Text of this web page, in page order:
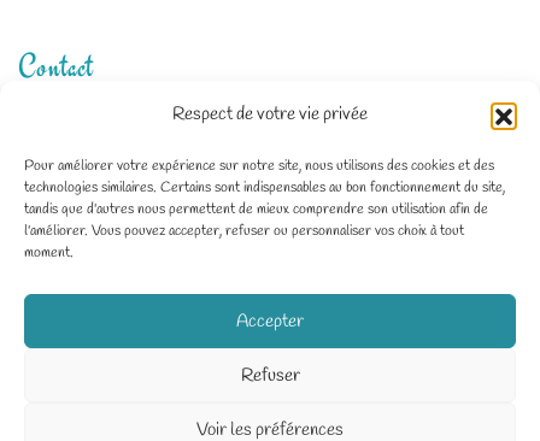
Respect de votre vie privée
Pour améliorer votre expérience sur notre site, nous utilisons des cookies et des
technologies similaires. Certains sont indispensables au bon fonctionnement du site,
tandis que d'autres nous permettent de mieux comprendre son utilisation afin de
l'améliorer. Vous pouvez accepter, refuser ou personnaliser vos choix à tout
moment.
Accepter
Refuser
Voir les préférences
Contact
Zone d'intervention : Deux-Sèvres, Charente-
Maritime, Vienne
06 64 20 89 55
Dico.Dog79@gmail.com